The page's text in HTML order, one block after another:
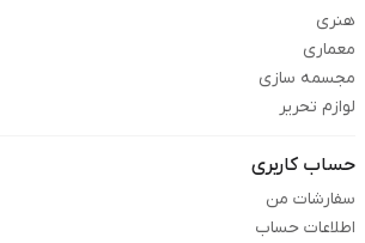
هنری
معماری
مجسمه سازی
لوازم تحریر
حساب کاربری
سفارشات من
اطلاعات حساب